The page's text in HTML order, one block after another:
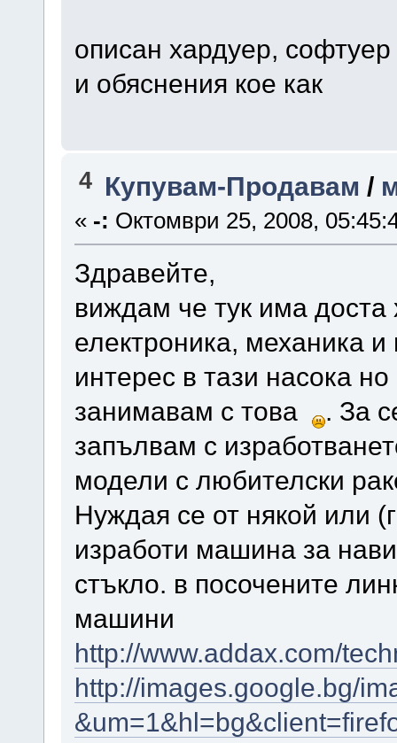
описан хардуер,
и обяснения кое как
4 Купувам-Продавам /
« -: Октомври 25, 2008,
Здравейте,
виждам че тук има доста
електроника, механика
интерес в тази насока
занимавам с това
. За
запълвам с
модели с любителски
Нуждая се от някой или
изработи машина за
стъкло. в посочените
машини
http://www.addax.com/
http://images.google.bg/